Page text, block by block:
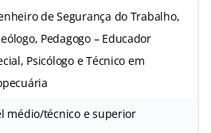
de Segurança do Trabalho,
Pedagogo – Educador
Psicólogo e Técnico em
médio/técnico e superior